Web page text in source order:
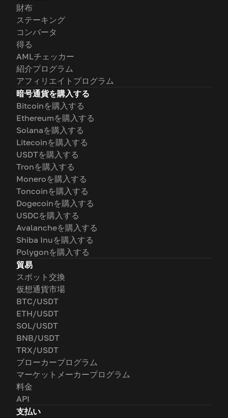
財布
ステーキング
コンバータ
得る
AMLチェッカー
紹介プログラム
アフィリエイトプログラム
暗号通貨を購入する
Bitcoinを購入する
Ethereumを購入する
Solanaを購入する
Litecoinを購入する
USDTを購入する
Tronを購入する
Moneroを購入する
Toncoinを購入する
Dogecoinを購入する
USDCを購入する
Avalancheを購入する
Shiba Inuを購入する
Polygonを購入する
貿易
スポット交換
仮想通貨市場
BTC/USDT
ETH/USDT
SOL/USDT
BNB/USDT
TRX/USDT
ブローカープログラム
マーケットメーカープログラム
料金
API
支払い